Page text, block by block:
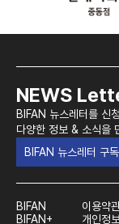
NEWS
BIFAN 뉴스레터를 신
다양한 정보 & 소식을
BIFAN 뉴스레터 구독
BIFAN
BIFAN+
이용약
개인정